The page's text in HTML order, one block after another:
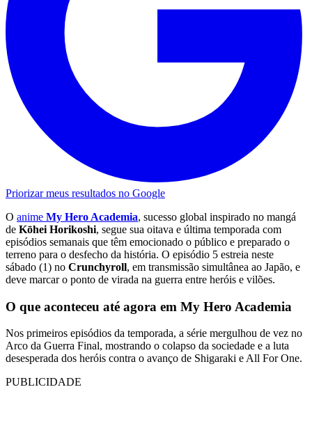
Priorizar meus resultados no Google
O anime My Hero Academia, sucesso global inspirado no mangá
de Kōhei Horikoshi, segue sua oitava e última temporada com
episódios semanais que têm emocionado o público e preparado o
terreno para o desfecho da história. O episódio 5 estreia neste
sábado (1) no Crunchyroll, em transmissão simultânea ao Japão, e
deve marcar o ponto de virada na guerra entre heróis e vilões.
O que aconteceu até agora em My Hero Academia
Nos primeiros episódios da temporada, a série mergulhou de vez no
Arco da Guerra Final, mostrando o colapso da sociedade e a luta
desesperada dos heróis contra o avanço de Shigaraki e All For One.
PUBLICIDADE